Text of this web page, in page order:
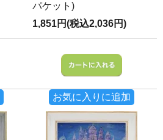
パケット)
1,851円(税込2,036円)
お気に入りに追加